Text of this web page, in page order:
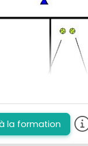
la formation